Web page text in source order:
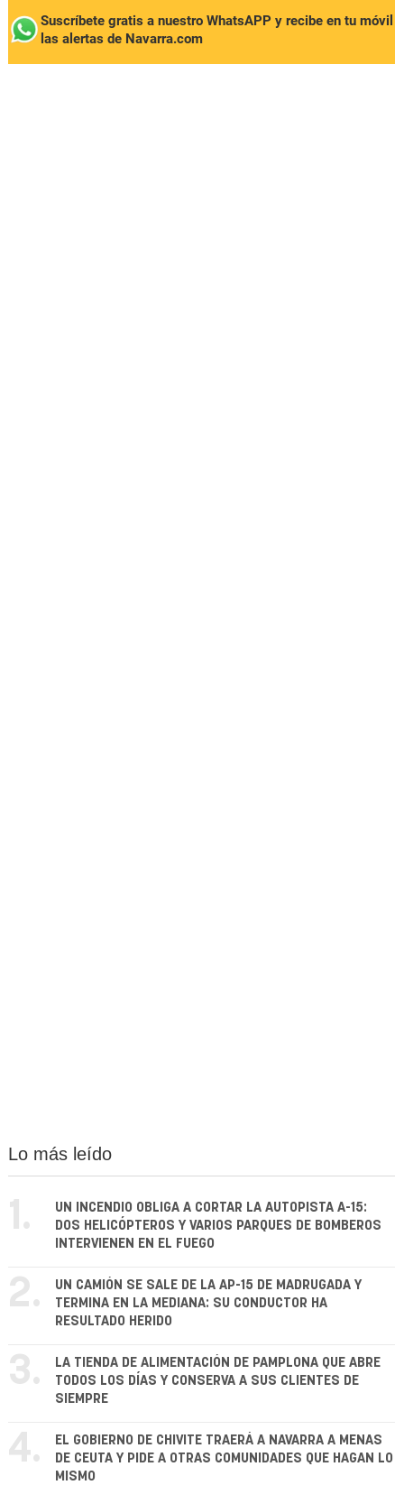
Suscríbete gratis a nuestro WhatsAPP y recibe en tu móvil
las alertas de Navarra.com
Lo más leído
1.
UN INCENDIO OBLIGA A CORTAR LA AUTOPISTA A-15:
DOS HELICÓPTEROS Y VARIOS PARQUES DE BOMBEROS
INTERVIENEN EN EL FUEGO
2.
UN CAMIÓN SE SALE DE LA AP-15 DE MADRUGADA Y
TERMINA EN LA MEDIANA: SU CONDUCTOR HA
RESULTADO HERIDO
3.
LA TIENDA DE ALIMENTACIÓN DE PAMPLONA QUE ABRE
TODOS LOS DÍAS Y CONSERVA A SUS CLIENTES DE
SIEMPRE
4.
EL GOBIERNO DE CHIVITE TRAERÁ A NAVARRA A MENAS
DE CEUTA Y PIDE A OTRAS COMUNIDADES QUE HAGAN LO
MISMO